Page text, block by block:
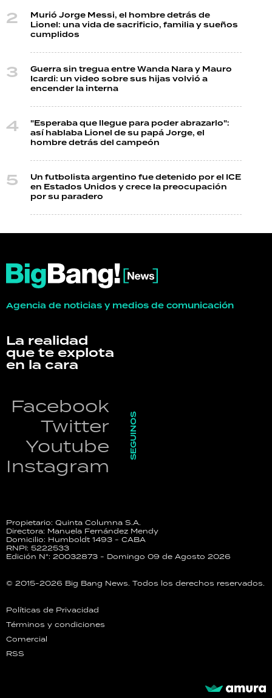
Murió Jorge Messi, el hombre detrás de
Lionel: una vida de sacrificio, familia y sueños
cumplidos
Guerra sin tregua entre Wanda Nara y Mauro
Icardi: un video sobre sus hijas volvió a
encender la interna
"Esperaba que llegue para poder abrazarlo":
así hablaba Lionel de su papá Jorge, el
hombre detrás del campeón
Un futbolista argentino fue detenido por el ICE
en Estados Unidos y crece la preocupación
por su paradero
Agencia de noticias y medios de comunicación
La realidad
que te explota
en la cara
Facebook
Twitter
Youtube
Instagram
SEGUINOS
Propietario: Quinta Columna S.A.
Directora: Manuela Fernández Mendy
Domicilio: Humboldt 1493 - CABA
RNPI: 5222533
Edición N°: 20032873 - Domingo 09 de Agosto 2026
© 2015-2026 Big Bang News. Todos los derechos reservados.
Políticas de Privacidad
Términos y condiciones
Comercial
RSS